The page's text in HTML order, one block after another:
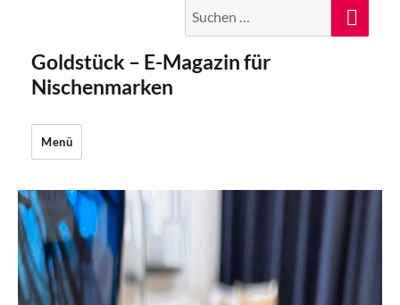
nach:
Goldstück – E-Magazin für
Nischenmarken
Menü